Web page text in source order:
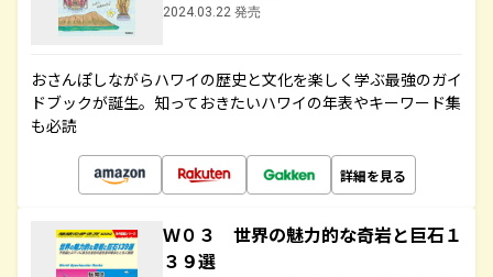
2024.03.22 発売
おさんぽしながらハワイの歴史と文化を楽しく学ぶ最強のガイ
ドブックが誕生。知っておきたいハワイの年表やキーワード集
も必読
詳細を見る
Ｗ０３ 世界の魅力的な奇岩と巨石１
３９選